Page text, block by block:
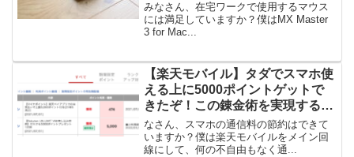
みなさん、在宅ワークで使用するマウス
には満足していますか？僕はMX Master
3 for Mac...
【楽天モバイル】タダでスマホ使
える上に5000ポイントゲットで
きたぞ！この錬金術を実現する方
法
なさん、スマホの通信料の節約はできて
いますか？僕は楽天モバイルをメイン回
線にして、何の不自由もなく通...